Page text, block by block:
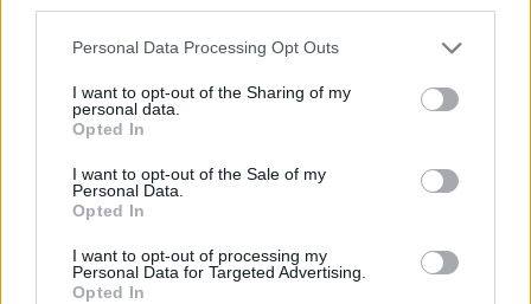
Personal Data Processing Opt Outs
I want to opt-out of the Sharing of my
personal data.
Opted In
I want to opt-out of the Sale of my
Personal Data.
Opted In
I want to opt-out of processing my
Personal Data for Targeted Advertising.
Opted In
LE MIGLIORI OFFERTE AMAZON